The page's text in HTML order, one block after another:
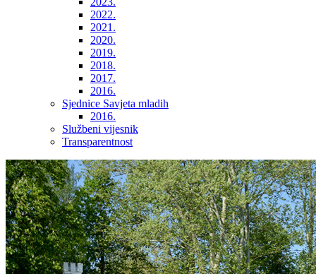
2022.
2021.
2020.
2019.
2018.
2017.
2016.
Sjednice Savjeta mladih
2016.
Službeni vijesnik
Transparentnost